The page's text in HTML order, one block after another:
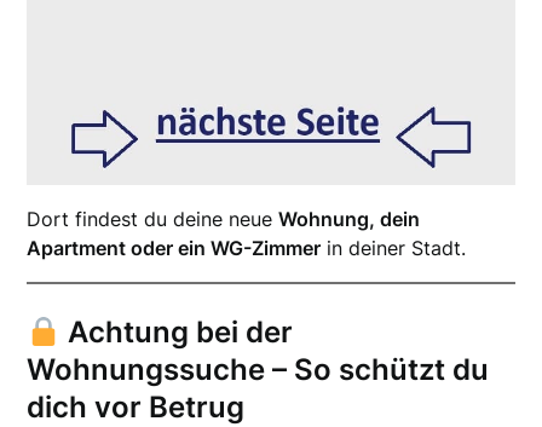
Dort findest du deine neueWohnung, dein
Apartment oder ein WG-Zimmer in deiner Stadt.
Achtung bei der
Wohnungssuche – So schützt du
dich vor Betrug